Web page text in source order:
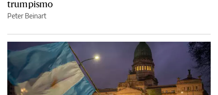
trumpismo
Peter Beinart